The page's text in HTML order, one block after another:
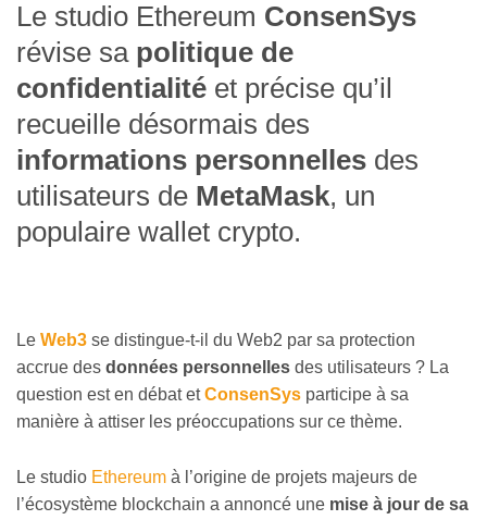
Le studio Ethereum ConsenSys
révise sa politique de
confidentialité et précise qu’il
recueille désormais des
informations personnelles des
utilisateurs de MetaMask, un
populaire wallet crypto.
Le Web3 se distingue-t-il du Web2 par sa protection
accrue des données personnelles des utilisateurs ? La
question est en débat etConsenSys participe à sa
manière à attiser les préoccupations sur ce thème.
Le studio Ethereum à l’origine de projets majeurs de
l’écosystème blockchain a annoncé une mise à jour de sa